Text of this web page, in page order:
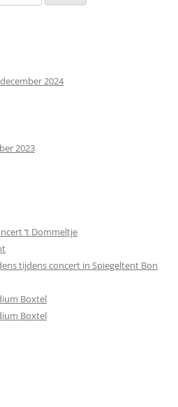
2024
2023
’t Dommeltje
tijdens concert in Spiegeltent Bon
Boxtel
Boxtel